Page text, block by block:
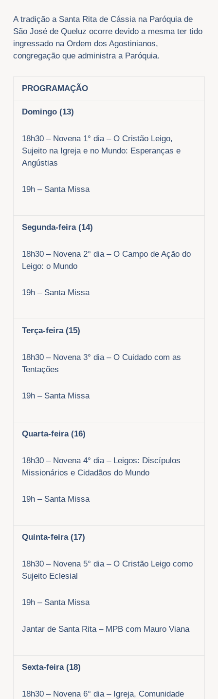
A tradição a Santa Rita de Cássia na Paróquia de
São José de Queluz ocorre devido a mesma ter tido
ingressado na Ordem dos Agostinianos,
congregação que administra a Paróquia.
PROGRAMAÇÃO
Domingo (13)
18h30 – Novena 1° dia – O Cristão Leigo,
Sujeito na Igreja e no Mundo: Esperanças e
Angústias
19h – Santa Missa
Segunda-feira (14)
18h30 – Novena 2° dia – O Campo de Ação do
Leigo: o Mundo
19h – Santa Missa
Terça-feira (15)
18h30 – Novena 3° dia – O Cuidado com as
Tentações
19h – Santa Missa
Quarta-feira (16)
18h30 – Novena 4° dia – Leigos: Discípulos
Missionários e Cidadãos do Mundo
19h – Santa Missa
Quinta-feira (17)
18h30 – Novena 5° dia – O Cristão Leigo como
Sujeito Eclesial
19h – Santa Missa
Jantar de Santa Rita – MPB com Mauro Viana
Sexta-feira (18)
18h30 – Novena 6° dia – Igreja, Comunidade